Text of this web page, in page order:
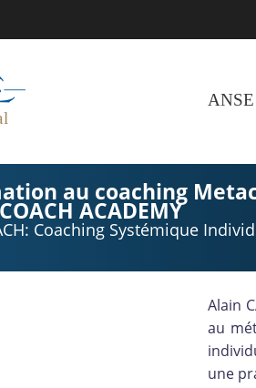
ANSE
au coaching
ACADEMY
Coaching Systémique
Alain
au
une